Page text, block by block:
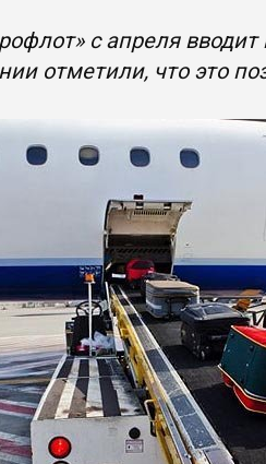
с апреля
отметили, что это